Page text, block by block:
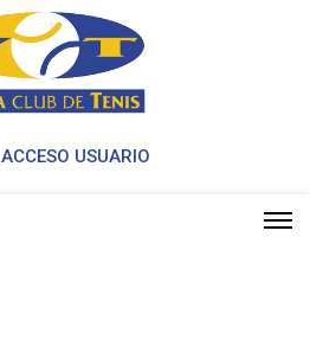
ACCESO USUARIO